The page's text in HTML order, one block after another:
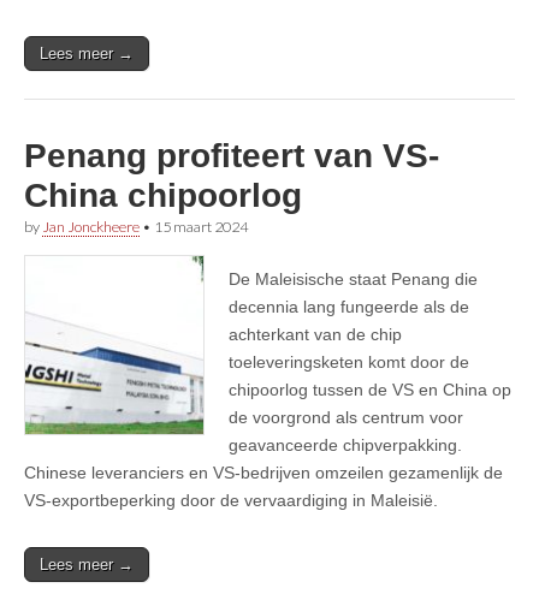
Lees meer →
Penang profiteert van VS-
China chipoorlog
by Jan Jonckheere • 15 maart 2024
De Maleisische staat Penang die
decennia lang fungeerde als de
achterkant van de chip
toeleveringsketen komt door de
chipoorlog tussen de VS en China op
de voorgrond als centrum voor
geavanceerde chipverpakking.
Chinese leveranciers en VS-bedrijven omzeilen gezamenlijk de
VS-exportbeperking door de vervaardiging in Maleisië.
Lees meer →